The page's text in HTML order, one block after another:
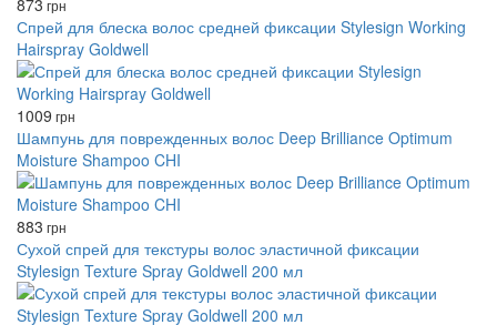
873 грн
Спрей для блеска волос средней фиксации Stylesign Working
Hairspray Goldwell
1009 грн
Шампунь для поврежденных волос Deep Brilliance Optimum
Moisture Shampoo CHI
883 грн
Сухой спрей для текстуры волос эластичной фиксации
Stylesign Texture Spray Goldwell 200 мл